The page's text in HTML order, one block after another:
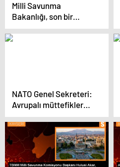
Milli Savunma
Bakanlığı, son bir
haftada 39 teröristi
etkisiz hale getirdi
NATO Genel Sekreteri:
Avrupalı müttefikler
daha fazla harcama
yapıyor